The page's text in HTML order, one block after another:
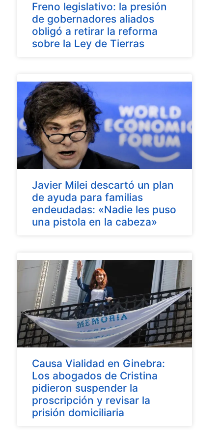
Freno legislativo: la presión
de gobernadores aliados
obligó a retirar la reforma
sobre la Ley de Tierras
Javier Milei descartó un plan
de ayuda para familias
endeudadas: «Nadie les puso
una pistola en la cabeza»
Causa Vialidad en Ginebra:
Los abogados de Cristina
pidieron suspender la
proscripción y revisar la
prisión domiciliaria